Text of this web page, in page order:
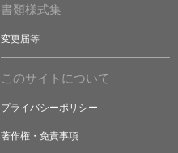
書類様式集
変更届等
このサイトについて
プライバシーポリシー
著作権・免責事項